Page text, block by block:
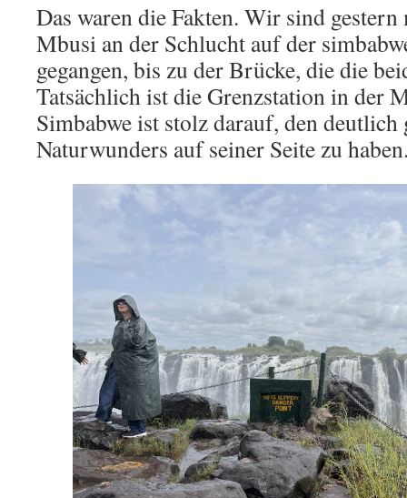
Das waren die Fakten. Wir sind
Mbusi an der Schlucht auf der
gegangen, bis zu der Brücke, die die
Tatsächlich ist die Grenzstation in der
Simbabwe ist stolz darauf, den deutlich
Naturwunders auf seiner Seite zu